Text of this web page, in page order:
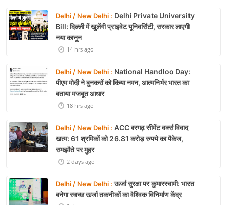
Delhi / New Delhi : Delhi Private University
Bill: दिल्ली में खुलेंगी प्राइवेट यूनिवर्सिटी, सरकार लाएगी
नया कानून
14 hrs ago
Delhi / New Delhi : National Handloo Day:
पीएम मोदी ने बुनकरों को किया नमन, आत्मनिर्भर भारत का
बताया मजबूत आधार
18 hrs ago
Delhi / New Delhi : ACC बरगढ़ सीमेंट वर्क्स विवाद
खत्म: 61 श्रमिकों को 26.81 करोड़ रुपये का पैकेज,
समझौते पर मुहर
2 days ago
Delhi / New Delhi :ऊर्जा सुरक्षा पर कुमारस्वामी: भारत
बनेगा स्वच्छ ऊर्जा तकनीकों का वैश्विक विनिर्माण केंद्र